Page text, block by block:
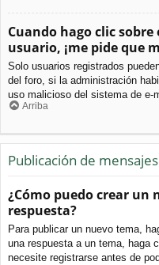
Cuando hago clic
usuario, ¡me pide que
Solo usuarios registrados
del foro, si la administración
uso malicioso del sistema de e-
Arriba
Publicación de mensajes
¿Cómo puedo crear un
respuesta?
Para publicar un nuevo tema,
una respuesta a un tema, haga
necesite registrarse antes de